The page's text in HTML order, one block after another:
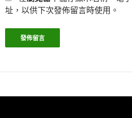
址，以供下次發佈留言時使用。